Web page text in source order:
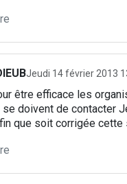
Jeudi 14 février 2013
être efficace les
se doivent de contacter
que soit corrigée